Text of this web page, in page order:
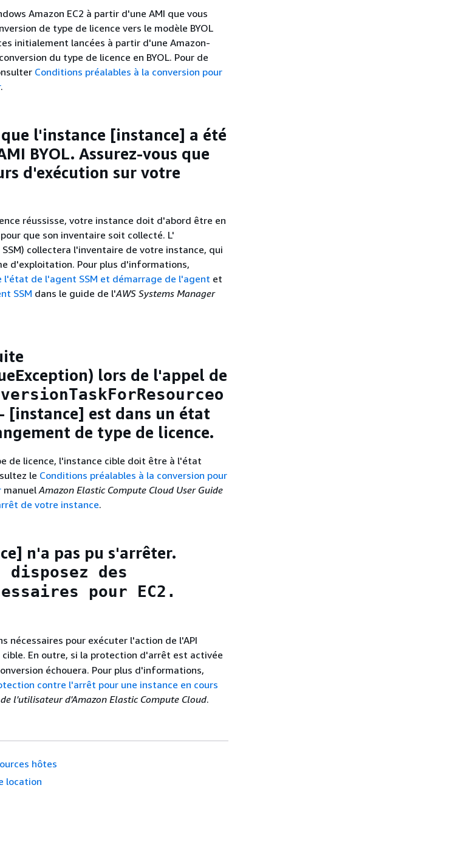
Amazon EC2 à partir d'une AMI que vous
de type de licence vers le modèle BYOL
initialement lancées à partir d'une Amazon-
du type de licence en BYOL. Pour de
Conditions préalables à la conversion pour
.
l'instance [instance] a été
BYOL. Assurez-vous que
d'exécution sur votre
réussisse, votre instance doit d'abord être en
que son inventaire soit collecté. L'
collectera l'inventaire de votre instance, qui
d'exploitation. Pour plus d'informations,
l'état de l'agent SSM et démarrage de l'agent et
SSM dans le guide de l'AWS Systems Manager
lors de l'appel de
o
[instance] est dans un état
de type de licence.
de licence, l'instance cible doit être à l'état
le Conditions préalables à la conversion pour
manuelAmazon Elastic Compute Cloud User Guide
de votre instance.
n'a pas pu s'arrêter.
des
pour EC2.
nécessaires pour exécuter l'action de l'API
cible. En outre, si la protection d'arrêt est activée
échouera. Pour plus d'informations,
contre l'arrêt pour une instance en cours
l'utilisateur d'Amazon Elastic Compute Cloud.
hôtes
location